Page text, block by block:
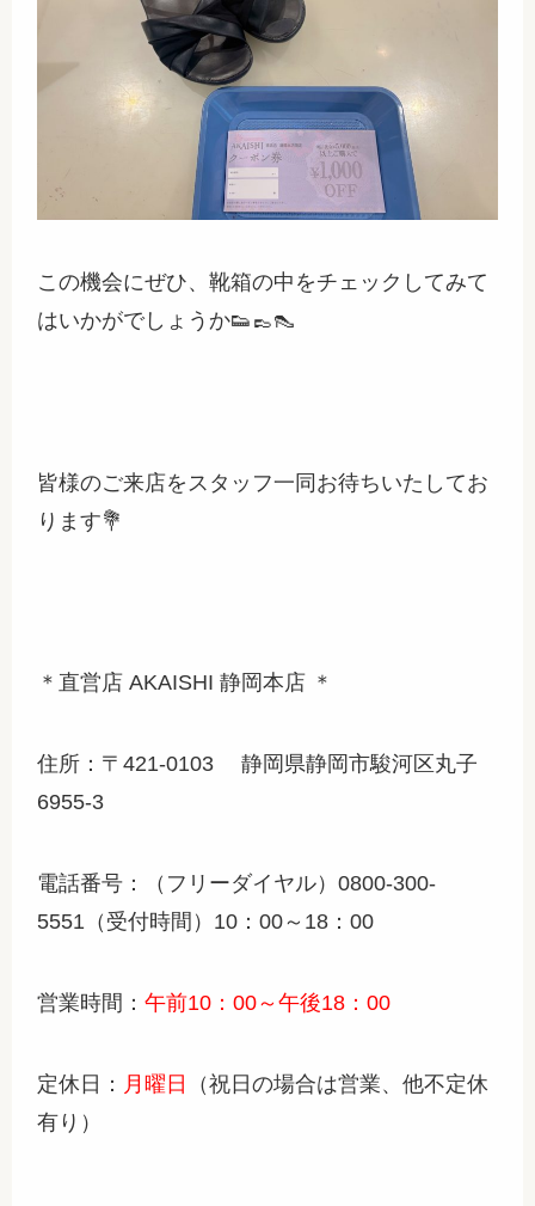
この機会にぜひ、靴箱の中をチェックしてみて
はいかがでしょうか👟👞👠
皆様のご来店をスタッフ一同お待ちいたしてお
ります💐
＊直営店 AKAISHI 静岡本店 ＊
住所：〒421-0103 静岡県静岡市駿河区丸子
6955-3
電話番号：（フリーダイヤル）0800-300-
5551（受付時間）10：00～18：00
営業時間：午前10：00～午後18：00
定休日： 月曜日
（祝日の場合は営業、他不定休
有り）